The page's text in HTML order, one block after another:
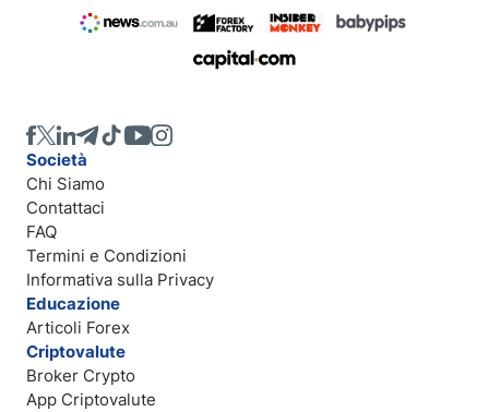
Società
Chi Siamo
Contattaci
FAQ
Termini e Condizioni
Informativa sulla Privacy
Educazione
Articoli Forex
Criptovalute
Broker Crypto
App Criptovalute